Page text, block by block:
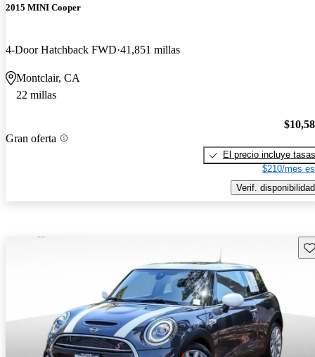
2015 MINI Cooper
4-Door Hatchback FWD 41,851 millas
Montclair, CA
22 millas
Gran oferta
El precio incluye tasas
$210/mes
Verif. disponibilidad